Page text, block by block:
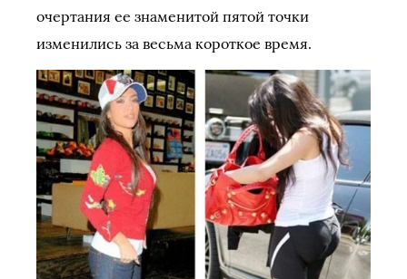
очертания ее знаменитой пятой точки
изменились за весьма короткое время.